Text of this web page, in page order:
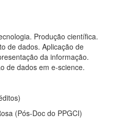
Produção científica.
de dados. Aplicação de
da informação.
de dados em e-science.
(Pós-Doc do PPGCI)